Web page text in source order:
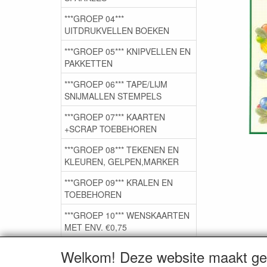
Welkom! Deze website maakt
***GROEP 04***
UITDRUKVELLEN BOEKEN
***GROEP 05*** KNIPVELLEN EN
PAKKETTEN
***GROEP 06*** TAPE/LIJM
SNIJMALLEN STEMPELS
***GROEP 07*** KAARTEN
+SCRAP TOEBEHOREN
***GROEP 08*** TEKENEN EN
KLEUREN, GELPEN,MARKER
***GROEP 09*** KRALEN EN
TOEBEHOREN
***GROEP 10*** WENSKAARTEN
MET ENV. €0,75
Service